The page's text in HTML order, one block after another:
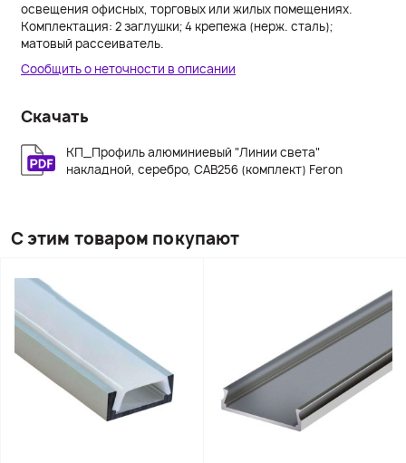
Скачать
КП_Профиль алюминиевый "Линии света"
накладной, серебро, CAB256 (комплект) Feron
освещения офисных, торговых или жилых помещениях.
Комплектация: 2 заглушки; 4 крепежа (нерж. сталь);
матовый рассеиватель.
Сообщить о неточности в описании
С этим товаром покупают